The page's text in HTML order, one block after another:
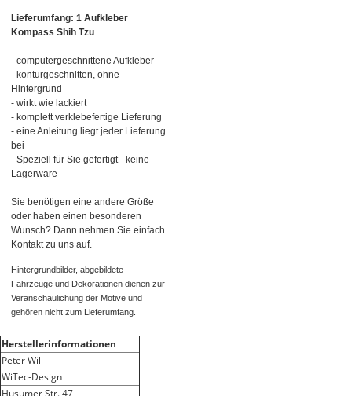
Lieferumfang: 1 Aufkleber
Kompass Shih Tzu
- computergeschnittene Aufkleber
- konturgeschnitten, ohne
Hintergrund
- wirkt wie lackiert
- komplett verklebefertige Lieferung
- eine Anleitung liegt jeder Lieferung
bei
- Speziell für Sie gefertigt - keine
Lagerware
Sie benötigen eine andere Größe
oder haben einen besonderen
Wunsch? Dann nehmen Sie einfach
Kontakt zu uns auf.
Hintergrundbilder, abgebildete
Fahrzeuge und Dekorationen dienen zur
Veranschaulichung der Motive und
gehören nicht zum Lieferumfang.
Herstellerinformationen
Peter Will
WiTec-Design
Husumer Str. 47